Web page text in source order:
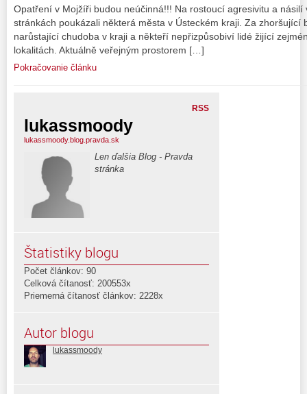
Opatření v Mojžíři budou neúčinná!!! Na rostoucí agresivitu a násilí
stránkách poukázali některá města v Ústeckém kraji. Za zhoršující
narůstající chudoba v kraji a někteří nepřizpůsobiví lidé žijící
lokalitách. Aktuálně veřejným prostorem […]
Pokračovanie článku
RSS
lukassmoody
lukassmoody.blog.pravda.sk
Len ďalšia Blog - Pravda
stránka
Štatistiky blogu
Počet článkov: 90
Celková čítanosť: 200553x
Priemerná čítanosť článkov: 2228x
Autor blogu
lukassmoody